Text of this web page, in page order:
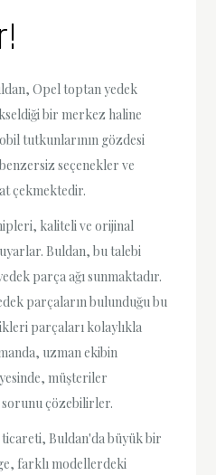
Opel toptan yedek
bir merkez haline
tutkunlarının gözdesi
seçenekler ve
çekmektedir.
kaliteli ve orijinal
Buldan, bu talebi
parça ağı sunmaktadır.
parçaların bulunduğu bu
parçaları kolaylıkla
uzman ekibin
müşteriler
çözebilirler.
Buldan'da büyük bir
farklı modellerdeki